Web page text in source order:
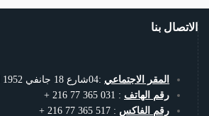
الاتصال بنا
المقر الاجتماعي :04شارع 18 جانفي 1952 السبيخة
رقم الهاتف : 031 365 77 216 +
رقم الفاكس : 517 365 77 216 +